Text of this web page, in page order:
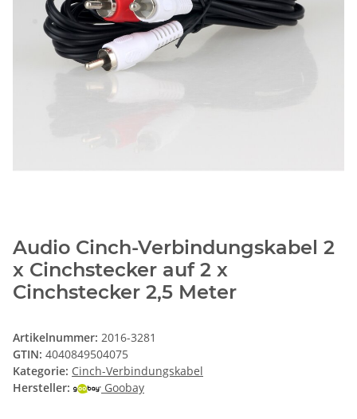
Audio Cinch-Verbindungskabel 2
x Cinchstecker auf 2 x
Cinchstecker 2,5 Meter
Artikelnummer: 2016-3281
GTIN: 4040849504075
Kategorie: Cinch-Verbindungskabel
Hersteller:
Goobay